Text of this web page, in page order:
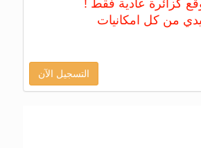
كزائرة عادية فقط !
من كل امكانيات
التسجيل الآن